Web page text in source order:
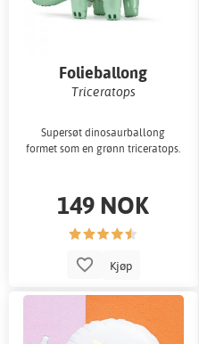
Folieballong
Triceratops
Supersøt dinosaurballong
formet som en grønn triceratops.
149 NOK
Kjøp